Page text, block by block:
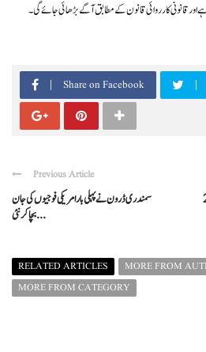
اور قانونی کارروائی قانون کے مطابق آگے بڑھائی جائے گی۔
Share on Facebook
Previous Article
سمندری ڈرون نے پہلی بار امریکی فوجیوں کی جان
بچا کر نئی ...
ٹی20
RELATED ARTICLES
MORE FROM
MORE FROM CATEGORY